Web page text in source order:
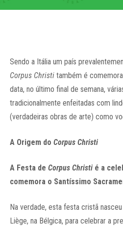
Sendo a Itália um país
Corpus Christi também é
data, no último final de semana,
tradicionalmente enfeitadas com
(verdadeiras obras de arte) como
A Origem do Corpus Christi
A Festa de Corpus Christi é a
comemora o Santíssimo
Na verdade, esta festa cristã
Liège, na Bélgica, para celebrar a